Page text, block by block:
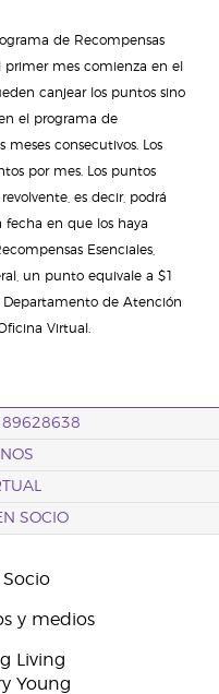
de Recompensas
primer mes comienza en el
canjear los puntos sino
el programa de
meses consecutivos. Los
por mes. Los puntos
es decir, podrá
fecha en que los haya
Esenciales,
un punto equivale a $1
Departamento de Atención
Virtual.
89628638
SOCIO
y medios
Living
Young